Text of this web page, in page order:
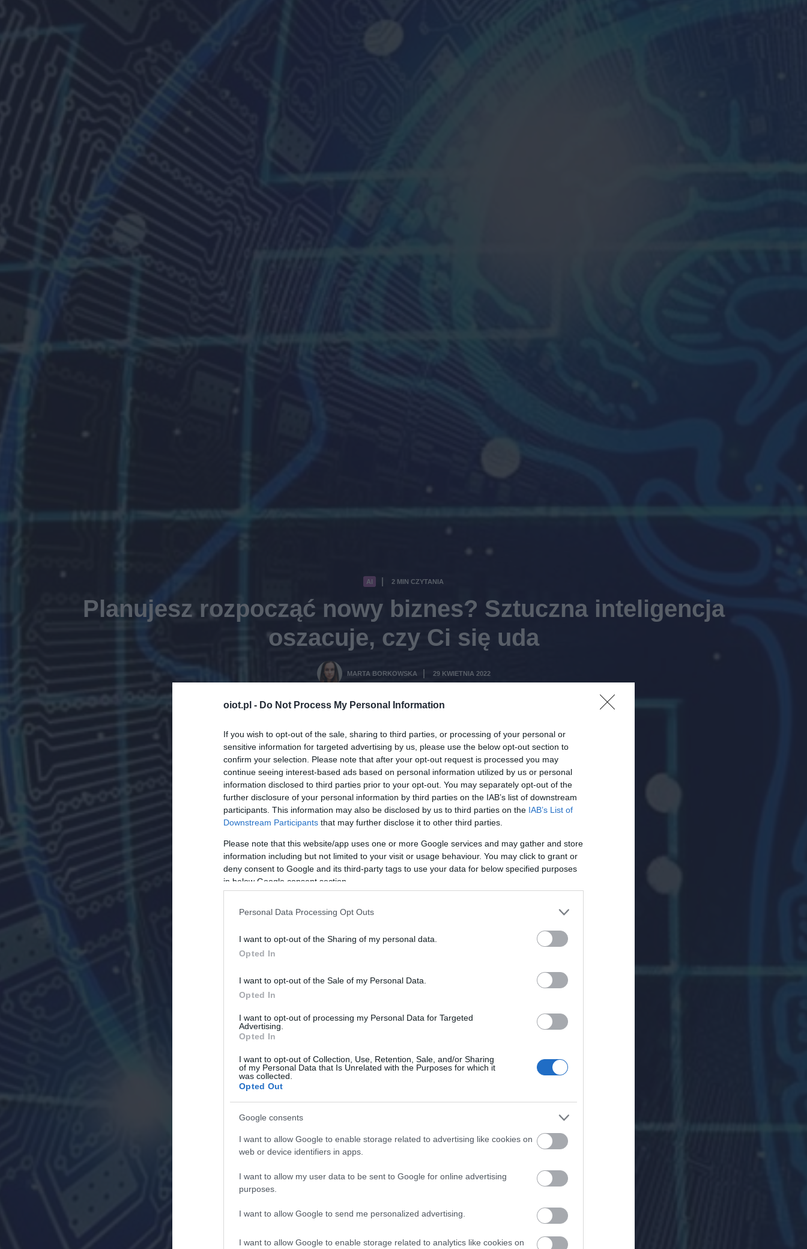
oiot.pl - Do Not Process My Personal Information
If you wish to opt-out of the sale, sharing to third parties, or processing of your personal or
sensitive information for targeted advertising by us, please use the below opt-out section to
confirm your selection. Please note that after your opt-out request is processed you may
continue seeing interest-based ads based on personal information utilized by us or personal
information disclosed to third parties prior to your opt-out. You may separately opt-out of the
further disclosure of your personal information by third parties on the IAB’s list of downstream
participants. This information may also be disclosed by us to third parties on the IAB’s List of
Downstream Participants that may further disclose it to other third parties.
Please note that this website/app uses one or more Google services and may gather and store
information including but not limited to your visit or usage behaviour. You may click to grant or
deny consent to Google and its third-party tags to use your data for below specified purposes
in below Google consent section.
Personal Data Processing Opt Outs
I want to opt-out of the Sharing of my personal data.
Opted In
I want to opt-out of the Sale of my Personal Data.
Opted In
I want to opt-out of processing my Personal Data for Targeted
Advertising.
Opted In
I want to opt-out of Collection, Use, Retention, Sale, and/or Sharing
of my Personal Data that Is Unrelated with the Purposes for which it
was collected.
Opted Out
Google consents
I want to allow Google to enable storage related to advertising like cookies on
web or device identifiers in apps.
I want to allow my user data to be sent to Google for online advertising
purposes.
I want to allow Google to send me personalized advertising.
I want to allow Google to enable storage related to analytics like cookies on
AI 2 MIN CZYTANIA
Planujesz rozpocząć nowy biznes? Sztuczna inteligencja
oszacuje, czy Ci się uda
MARTA BORKOWSKA 29 KWIETNIA 2022